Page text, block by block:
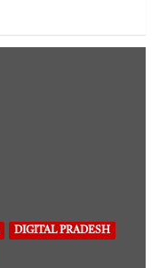
DIGITAL PRADESH